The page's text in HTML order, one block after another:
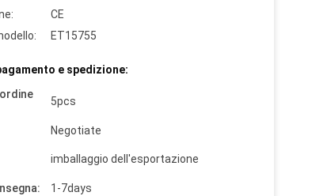
CE
ET15755
e spedizione:
5pcs
Negotiate
imballaggio dell'esportazione
1-7days